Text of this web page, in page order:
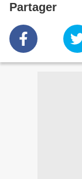
Partager